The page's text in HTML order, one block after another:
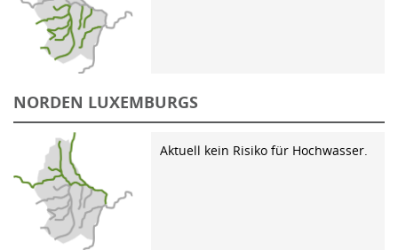
NORDEN LUXEMBURGS
Aktuell kein Risiko für Hochwasser.